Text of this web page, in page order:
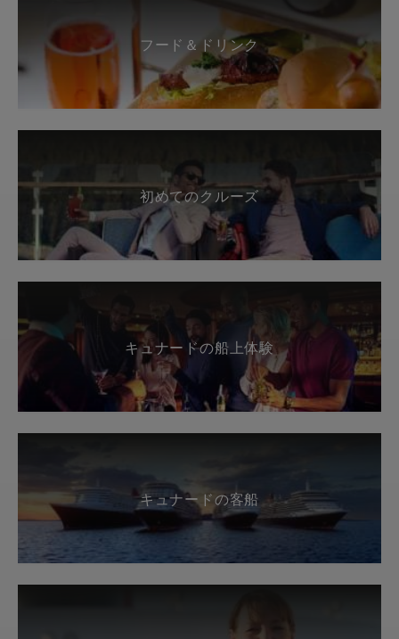
フード＆ドリンク
初めてのクルーズ
キュナードの船上体験
キュナードの客船